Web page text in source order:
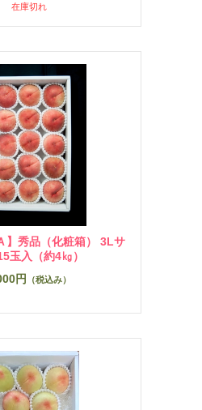
在庫切れ
】秀品（化粧箱） 3Lサ
玉入（約4㎏）
円
（税込み）